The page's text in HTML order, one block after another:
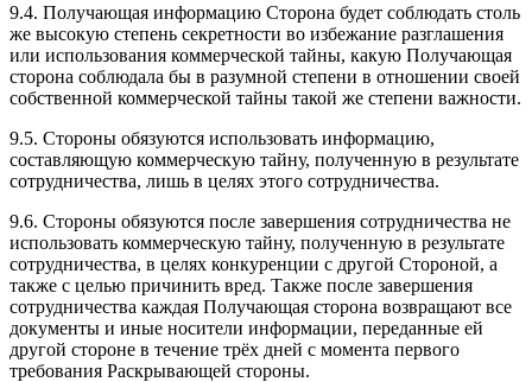
9.4. Получающая информацию Сторона будет соблюдать столь
же высокую степень секретности во избежание разглашения
или использования коммерческой тайны, какую Получающая
сторона соблюдала бы в разумной степени в отношении своей
собственной коммерческой тайны такой же степени важности.
9.5. Стороны обязуются использовать информацию,
составляющую коммерческую тайну, полученную в результате
сотрудничества, лишь в целях этого сотрудничества.
9.6. Стороны обязуются после завершения сотрудничества не
использовать коммерческую тайну, полученную в результате
сотрудничества, в целях конкуренции с другой Стороной, а
также с целью причинить вред. Также после завершения
сотрудничества каждая Получающая сторона возвращают все
документы и иные носители информации, переданные ей
другой стороне в течение трёх дней с момента первого
требования Раскрывающей стороны.